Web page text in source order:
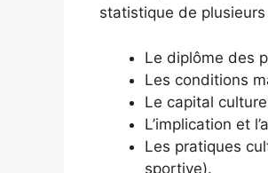
statistique de
Le diplôme des
Les conditions
Le capital
L’implication et
Les pratiques
sportive).